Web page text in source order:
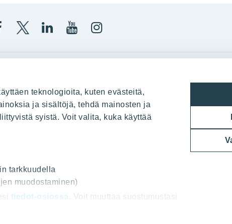
teknologioita, kuten evästeitä,
ja sisältöjä, tehdä mainosten ja
syistä. Voit valita, kuka käyttää
tarkkuudella
muodostaminen)
tiedot-osiossa . Voit muuttaa suostumustasi
YITCorporation
Corporation
YIT
Myytävät asunnot
Vuokrattavat toimitilat
Toimitilarakentaminen
Teollisuusrakentaminen
Panuntie 11, PL 36,
020 433